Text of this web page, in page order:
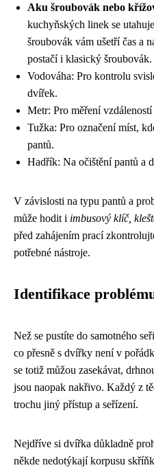
Aku šroubovák nebo
kuchyňských linek se
šroubovák vám ušetří čas a
postačí i klasický šroubovák.
Vodováha: Pro kontrolu
dvířek.
Metr: Pro měření
Tužka: Pro označení míst,
pantů.
Hadřík: Na očištění pantů a
V závislosti na typu pantů a
může hodit i imbusový klíč,
před zahájením prací
potřebné nástroje.
Identifikace
Než se pustíte do samotného
co přesně s dvířky není v
se totiž můžou zasekávat,
jsou naopak nakřivo. Každý z
trochu jiný přístup a seřízení.
Nejdříve si dvířka důkladně
někde nedotýkají korpusu